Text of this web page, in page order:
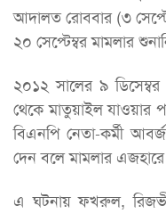
আদালত রোববার (৩
২০ সেপ্টেম্বর মামলার
২০১২ সালের ৯
থেকে মাতুয়াইল
বিএনপি নেতা-কর্মী
দেন বলে মামলার
এ ঘটনায় ফখরুল,